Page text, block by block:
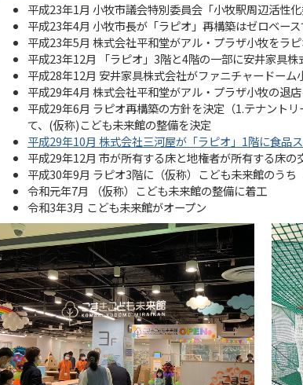
平成23年1月 小牧市議会特別委員会「小牧駅周辺活性
平成23年4月 小牧市長が「ラピオ」再構築はゼロベー
平成23年5月 株式会社平和堂がアル・プラザ小牧をラ
平成23年12月 「ラピオ」3階と4階の一部に安井家具
平成28年12月 安井家具株式会社がファニチャードーム
平成29年4月 株式会社平和堂がアル・プラザ小牧の退
平成29年6月 ラピオ再構築の方針を決定（1.テナント
て、(仮称)こども未来館の整備を決定
平成29年10月 株式会社三河屋が「ラピオ」1階に食品
平成29年12月 市が所有する床と地権者が所有する床の
平成30年9月 ラピオ3階に（仮称）こども未来館のう
令和元年7月 （仮称）こども未来館の整備に着工
令和3年3月 こども未来館がオープン